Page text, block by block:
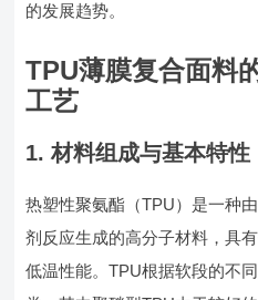
的发展趋势。
TPU薄膜复合面料
工艺
1. 材料组成与基本特性
热塑性聚氨酯（TPU）是一种
剂反应生成的高分子材料，具
低温性能。TPU根据软段的不